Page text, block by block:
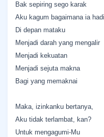
Bak sepiring sego karak
Aku kagum bagaimana ia
Di depan mataku
Menjadi darah yang mengalir
Menjadi kekuatan
Menjadi sejuta makna
Bagi yang memaknai
Maka, izinkanku bertanya,
Aku tidak terlambat, kan?
Untuk mengagumi-Mu